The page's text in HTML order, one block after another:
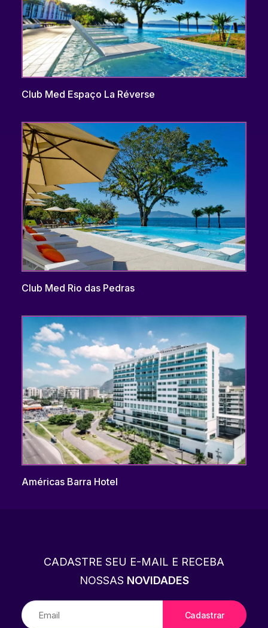
Club Med Espaço La Réverse
Club Med Rio das Pedras
Américas Barra Hotel
CADASTRE SEU E-MAIL E RECEBA
NOSSAS NOVIDADES